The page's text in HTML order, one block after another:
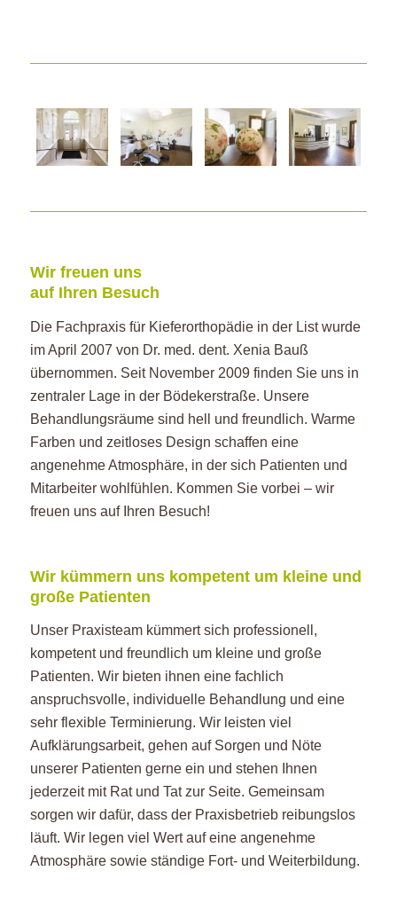
Wir freuen uns
auf Ihren Besuch
Die Fachpraxis für Kieferorthopädie in der List wurde
im April 2007 von Dr. med. dent. Xenia Bauß
übernommen. Seit November 2009 finden Sie uns in
zentraler Lage in der Bödekerstraße. Unsere
Behandlungsräume sind hell und freundlich. Warme
Farben und zeitloses Design schaffen eine
angenehme Atmosphäre, in der sich Patienten und
Mitarbeiter wohlfühlen. Kommen Sie vorbei ­– wir
freuen uns auf Ihren Besuch!
Wir kümmern uns kompetent um kleine und
große Patienten
Unser Praxisteam kümmert sich professionell,
kompetent und freundlich um kleine und große
Patienten. Wir bieten ihnen eine fachlich
anspruchsvolle, individuelle Behandlung und eine
sehr flexible Terminierung. Wir leisten viel
Aufklärungsarbeit, gehen auf Sorgen und Nöte
unserer Patienten gerne ein und stehen Ihnen
jederzeit mit Rat und Tat zur Seite. Gemeinsam
sorgen wir dafür, dass der Praxisbetrieb reibungslos
läuft. Wir legen viel Wert auf eine angenehme
Atmosphäre sowie ständige Fort- und Weiterbildung.